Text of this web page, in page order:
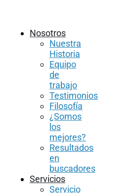
Nosotros
Nuestra
Historia
Equipo
de
trabajo
Testimonios
Filosofía
¿Somos
los
mejores?
Resultados
en
buscadores
Servicios
Servicio